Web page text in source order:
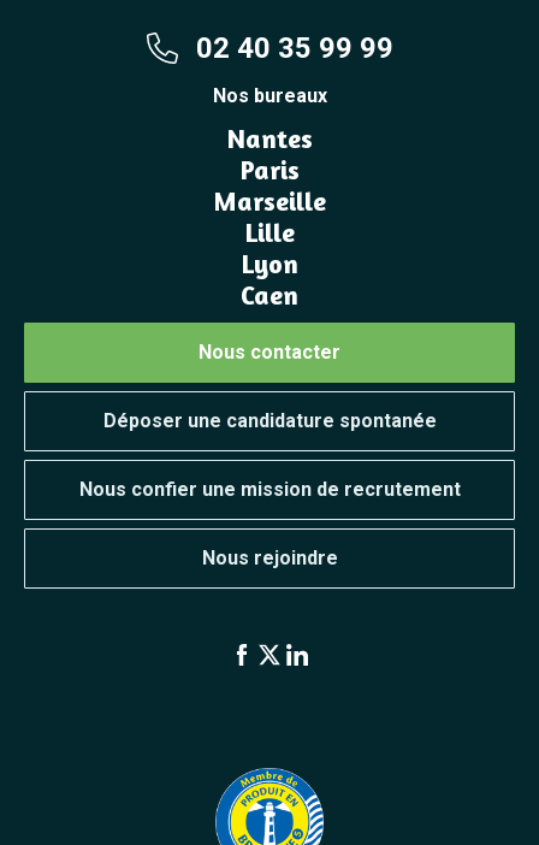
02 40 35 99 99
Nos bureaux
Nantes
Paris
Marseille
Lille
Lyon
Caen
Nous contacter
Déposer une candidature spontanée
Nous confier une mission de recrutement
Nous rejoindre